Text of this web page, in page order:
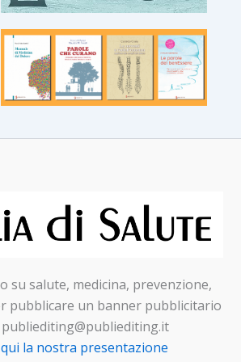
su salute, medicina, prevenzione,
pubblicare un banner pubblicitario
publiediting@publiediting.it
qui la nostra presentazione